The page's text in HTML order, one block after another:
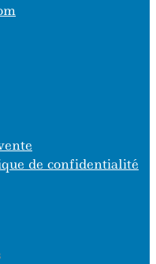
de confidentialité